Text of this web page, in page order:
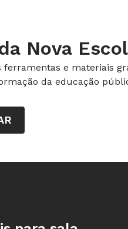
Nova
ferramentas e materiais
da educação